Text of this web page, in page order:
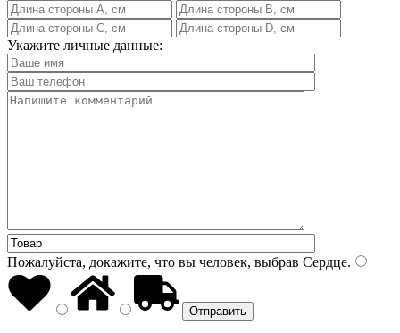
Укажите личные данные:
Пожалуйста, докажите, что вы человек, выбрав Сердце.